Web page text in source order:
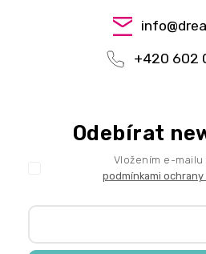
info@
+420 602
Odebírat
Vložením e-
podmínkami